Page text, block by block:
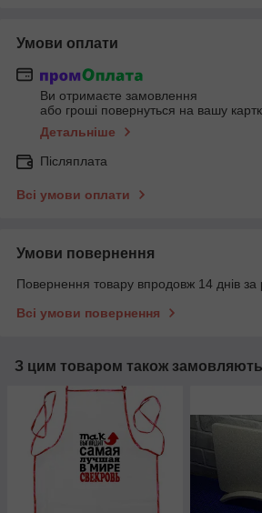
Умови оплати
Ви отримаєте замовлення
або гроші повернуться на вашу
Детальніше
Післяплата
Всі умови оплати
Умови повернення
Повернення товару впродовж 14 днів за
Всі умови повернення
З цим товаром також замовляють